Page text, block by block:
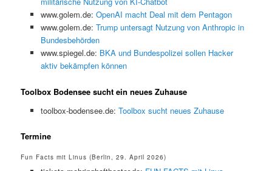
www.golem.de: OpenAI macht Deal mit dem Pentagon
www.golem.de: Trump untersagt Nutzung von Anthropic in
Bundesbehörden
www.spiegel.de: BKA und Bundespolizei sollen Hacker
aktiv bekämpfen können
Toolbox Bodensee sucht ein neues Zuhause
toolbox-bodensee.de: Toolbox sucht neues Zuhause
Termine
Fun Facts mit Linus (Berlin, 29. April 2026)